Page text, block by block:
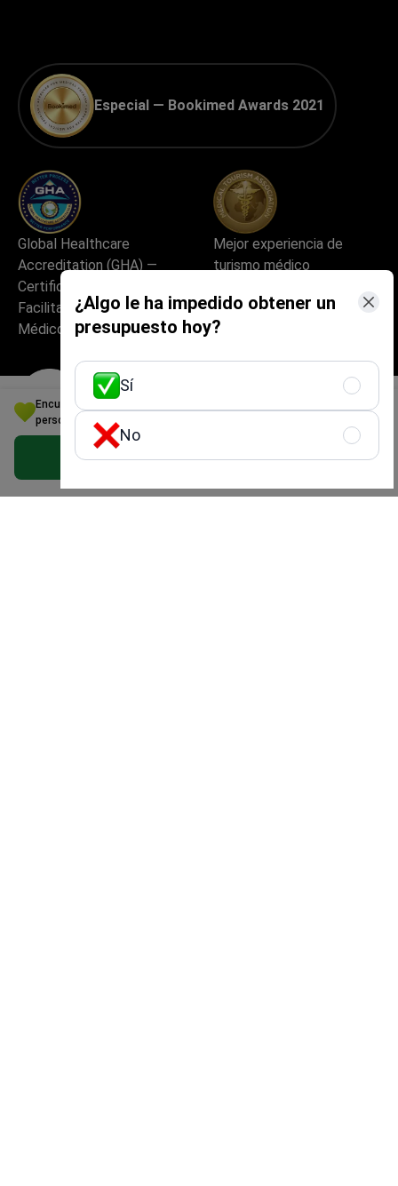
Encuentre su solución ideal en Reumatología: Ofertas
personalizadas en Azerbaiyán
Obtener una oferta gratis
¿Algo le ha impedido obtener un
presupuesto hoy?
Sí
No
Especial — Bookimed Awards 2021
Global Healthcare
Accreditation (GHA) —
Certificación para
Facilitadores de Turismo
Médico
Mejor experiencia de
turismo médico
La mejor startup médica
de Europa
Excelente experiencia del
paciente y calidad del
servicio